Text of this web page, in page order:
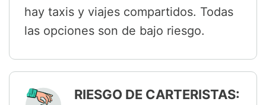
hay taxis y viajes compartidos. Todas
las opciones son de bajo riesgo.
RIESGO DE CARTERISTAS: